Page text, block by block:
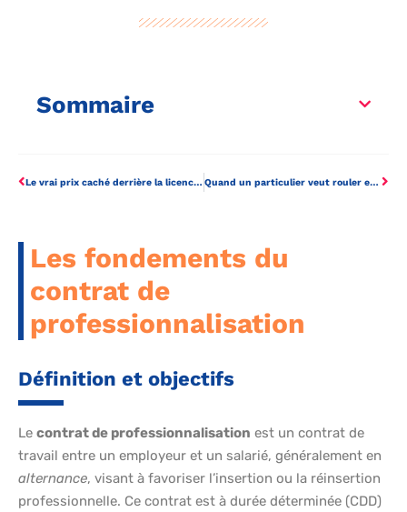
Sommaire
Le vrai prix caché derrière la licence de taxi : ce que chaque entrepreneur doit savoir Quand un particulier veut rouler en voiture de société : mode d’emploi décalé
Les fondements du
contrat de
professionnalisation
Définition et objectifs
Le contrat de professionnalisation est un contrat de
travail entre un employeur et un salarié, généralement en
alternance, visant à favoriser l’insertion ou la réinsertion
professionnelle. Ce contrat est à durée déterminée (CDD)